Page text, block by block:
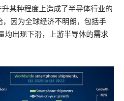
升某种程度上造成了半导体行业的
，因为全球经济不明朗，包括手
均出现下滑，上游半导体的需求